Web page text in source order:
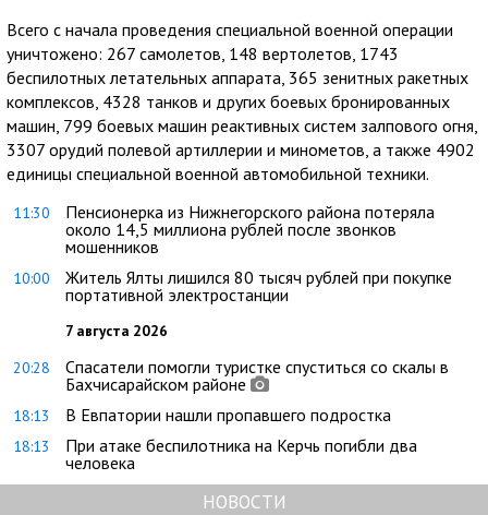
Всего с начала проведения специальной военной операции
уничтожено: 267 самолетов, 148 вертолетов, 1743
беспилотных летательных аппарата, 365 зенитных ракетных
комплексов, 4328 танков и других боевых бронированных
машин, 799 боевых машин реактивных систем залпового огня,
3307 орудий полевой артиллерии и минометов, а также 4902
единицы специальной военной автомобильной техники.
11:30
Пенсионерка из Нижнегорского района потеряла
около 14,5 миллиона рублей после звонков
мошенников
10:00
Житель Ялты лишился 80 тысяч рублей при покупке
портативной электростанции
7 августа 2026
20:28
Спасатели помогли туристке спуститься со скалы в
Бахчисарайском районе
18:13 В Евпатории нашли пропавшего подростка
18:13
При атаке беспилотника на Керчь погибли два
человека
НОВОСТИ